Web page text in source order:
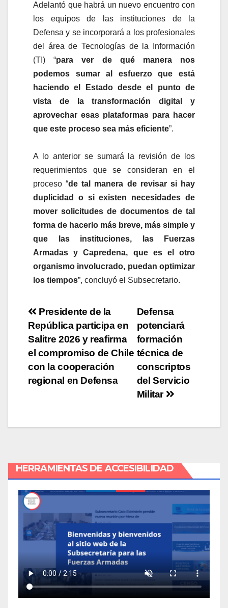
Adelantó que habrá un nuevo encuentro con
los equipos de las instituciones de la
Defensa y se incorporará a los profesionales
del área de Tecnologías de la Información
(TI) “para ver de qué manera nos
podemos sumar al esfuerzo que está
haciendo el Estado desde el punto de
vista de la transformación digital y
aprovechar esas plataformas para hacer
que este proceso sea más eficiente”.
A lo anterior se sumará la revisión de los
requerimientos que se consideran en el
proceso “de tal manera de revisar si hay
duplicidad o si existen necesidades de
mover solicitudes de documentos de tal
forma de hacerlo más breve, más simple y
que las instituciones, las Fuerzas
Armadas y Capredena, que es el otro
organismo involucrado, puedan optimizar
los tiempos”, concluyó el Subsecretario.
Defensa
potenciará
formación
técnica de
conscriptos
del Servicio
Militar
Presidente de la
República participa en
Salitre 2026 y reafirma
el compromiso de Chile
con la cooperación
regional en Defensa
HERRAMIENTAS DE ACCESIBILIDAD